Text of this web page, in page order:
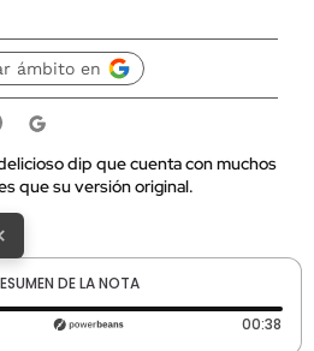
ámbito en
dip que cuenta con muchos
que su versión original.
DE LA NOTA
0 segundos 00:38